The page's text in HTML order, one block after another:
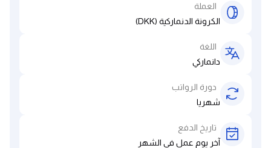
العملة
الكرونة الدنماركية (DKK)
اللغة
دانماركي
دورة الرواتب
شهريا
تاريخ الدفع
آخر يوم عمل في الشهر